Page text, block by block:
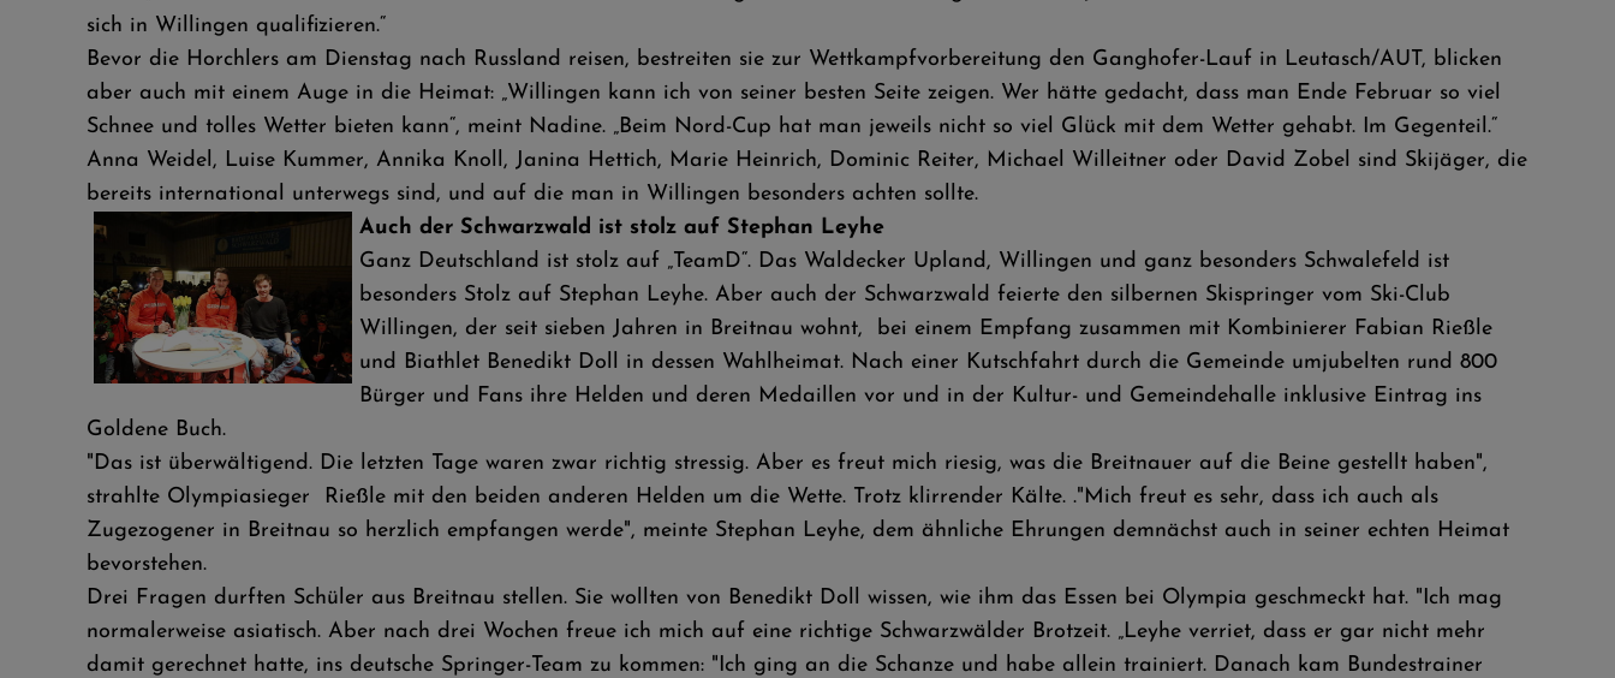
sich in Willingen qualifizieren.“
Bevor die Horchlers am Dienstag nach Russland reisen, bestreiten sie zur Wettkampfvorbereitung den Ganghofer-Lauf in Leutasch/AUT, blicken
aber auch mit einem Auge in die Heimat: „Willingen kann ich von seiner besten Seite zeigen. Wer hätte gedacht, dass man Ende Februar so viel
Schnee und tolles Wetter bieten kann“, meint Nadine. „Beim Nord-Cup hat man jeweils nicht so viel Glück mit dem Wetter gehabt. Im Gegenteil.“
Anna Weidel, Luise Kummer, Annika Knoll, Janina Hettich, Marie Heinrich, Dominic Reiter, Michael Willeitner oder David Zobel sind Skijäger, die
bereits international unterwegs sind, und auf die man in Willingen besonders achten sollte.
Auch der Schwarzwald ist stolz auf Stephan Leyhe
Ganz Deutschland ist stolz auf „TeamD“. Das Waldecker Upland, Willingen und ganz besonders Schwalefeld ist
besonders Stolz auf Stephan Leyhe. Aber auch der Schwarzwald feierte den silbernen Skispringer vom Ski-Club
Willingen, der seit sieben Jahren in Breitnau wohnt, bei einem Empfang zusammen mit Kombinierer Fabian Rießle
und Biathlet Benedikt Doll in dessen Wahlheimat. Nach einer Kutschfahrt durch die Gemeinde umjubelten rund 800
Bürger und Fans ihre Helden und deren Medaillen vor und in der Kultur- und Gemeindehalle inklusive Eintrag ins
Goldene Buch.
"Das ist überwältigend. Die letzten Tage waren zwar richtig stressig. Aber es freut mich riesig, was die Breitnauer auf die Beine gestellt haben",
strahlte Olympiasieger Rießle mit den beiden anderen Helden um die Wette. Trotz klirrender Kälte. ."Mich freut es sehr, dass ich auch als
Zugezogener in Breitnau so herzlich empfangen werde", meinte Stephan Leyhe, dem ähnliche Ehrungen demnächst auch in seiner echten Heimat
bevorstehen.
Drei Fragen durften Schüler aus Breitnau stellen. Sie wollten von Benedikt Doll wissen, wie ihm das Essen bei Olympia geschmeckt hat. "Ich mag
normalerweise asiatisch. Aber nach drei Wochen freue ich mich auf eine richtige Schwarzwälder Brotzeit. „Leyhe verriet, dass er gar nicht mehr
damit gerechnet hatte, ins deutsche Springer-Team zu kommen: "Ich ging an die Schanze und habe allein trainiert. Danach kam Bundestrainer